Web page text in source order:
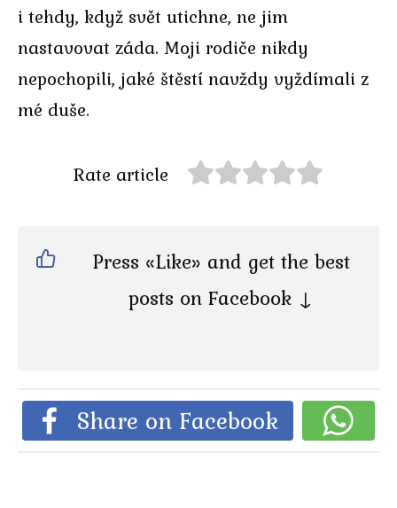
i tehdy, když svět utichne, ne jim
nastavovat záda. Moji rodiče nikdy
nepochopili, jaké štěstí navždy vyždímali z
mé duše.
Rate article
Press «Like» and get the best
posts on Facebook ↓
Share on Facebook